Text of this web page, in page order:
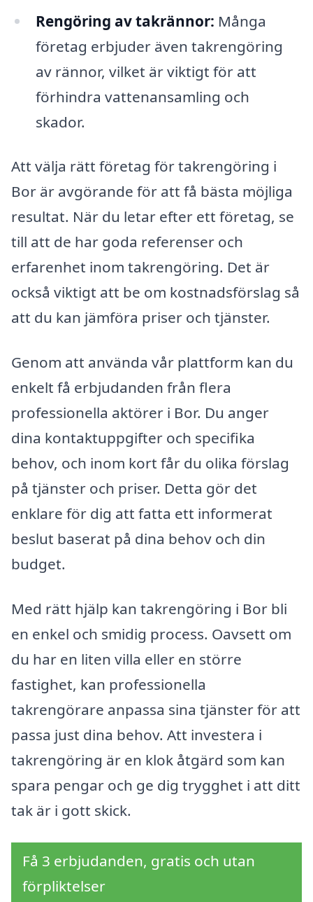
Rengöring av takrännor: Många
företag erbjuder även takrengöring
av rännor, vilket är viktigt för att
förhindra vattenansamling och
skador.
Att välja rätt företag för takrengöring i
Bor är avgörande för att få bästa möjliga
resultat. När du letar efter ett företag, se
till att de har goda referenser och
erfarenhet inom takrengöring. Det är
också viktigt att be om kostnadsförslag så
att du kan jämföra priser och tjänster.
Genom att använda vår plattform kan du
enkelt få erbjudanden från flera
professionella aktörer i Bor. Du anger
dina kontaktuppgifter och specifika
behov, och inom kort får du olika förslag
på tjänster och priser. Detta gör det
enklare för dig att fatta ett informerat
beslut baserat på dina behov och din
budget.
Med rätt hjälp kan takrengöring i Bor bli
en enkel och smidig process. Oavsett om
du har en liten villa eller en större
fastighet, kan professionella
takrengörare anpassa sina tjänster för att
passa just dina behov. Att investera i
takrengöring är en klok åtgärd som kan
spara pengar och ge dig trygghet i att ditt
tak är i gott skick.
Få 3 erbjudanden, gratis och utan
förpliktelser